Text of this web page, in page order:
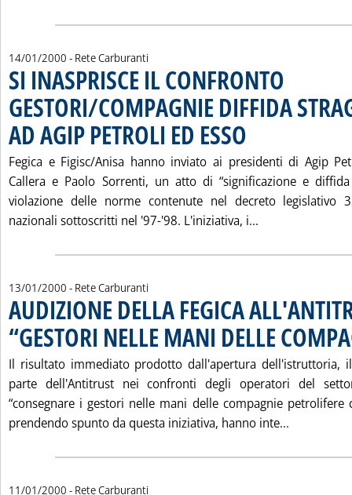
14/01/2000 - Rete Carburanti
SI INASPRISCE IL CONFRONTO
GESTORI/COMPAGNIE DIFFIDA
AD AGIP PETROLI ED ESSO
Fegica e Figisc/Anisa hanno inviato ai presidenti di Agip
Callera e Paolo Sorrenti, un atto di “significazione e
violazione delle norme contenute nel decreto legislativo
nazionali sottoscritti nel '97-'98. L'iniziativa, i...
13/01/2000 - Rete Carburanti
AUDIZIONE DELLA FEGICA
“GESTORI NELLE MANI DELLE
Il risultato immediato prodotto dall'apertura dell'istruttoria,
parte dell'Antitrust nei confronti degli operatori del
“consegnare i gestori nelle mani delle compagnie petrolifere
prendendo spunto da questa iniziativa, hanno inte...
11/01/2000 - Rete Carburanti